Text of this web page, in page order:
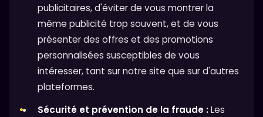
publicitaires, d'éviter de vous montrer la
même publicité trop souvent, et de vous
présenter des offres et des promotions
personnalisées susceptibles de vous
intéresser, tant sur notre site que sur d'autres
plateformes.
Sécurité et prévention de la fraude :Les